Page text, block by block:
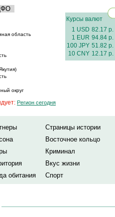
область
округ
Курсы валют
1 USD 82.17 р.
1 EUR 94.84 р.
100 JPY 51.82 р.
10 CNY 12.17 р.
Регион сегодня
Страницы истории
Восточное кольцо
Криминал
Вкус жизни
обитания Спорт